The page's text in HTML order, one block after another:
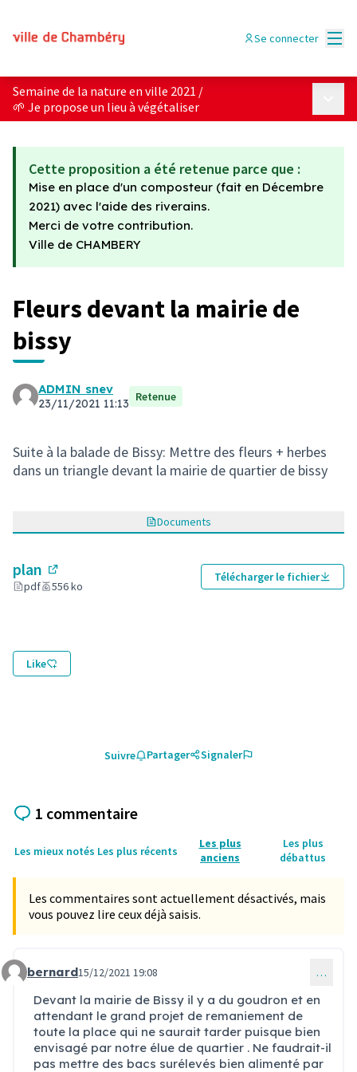
Se connecter
Semaine de la nature en ville 2021 /
🌱 Je propose un lieu à végétaliser
Cette proposition a été retenue parce que :
Mise en place d'un composteur (fait en Décembre
2021) avec l'aide des riverains.
Merci de votre contribution.
Ville de CHAMBERY
Fleurs devant la mairie de
bissy
ADMIN snev
23/11/2021 11:13 Retenue
Suite à la balade de Bissy: Mettre des fleurs + herbes
dans un triangle devant la mairie de quartier de bissy
Documents
plan
(Lien externe)
pdf 556 ko
Télécharger le fichier
Like
Suivre Partager Signaler
1 commentaire
Les mieux notés Les plus récents
Les plus
anciens
Les plus
débattus
Les commentaires sont actuellement désactivés, mais
vous pouvez lire ceux déjà saisis.
Commentaire 41
bernard15/12/2021 19:08 …
Devant la mairie de Bissy il y a du goudron et en
attendant le grand projet de remaniement de
toute la place qui ne saurait tarder puisque bien
envisagé par notre élue de quartier . Ne faudrait-il
pas mettre des bacs surélevés bien alimenté par